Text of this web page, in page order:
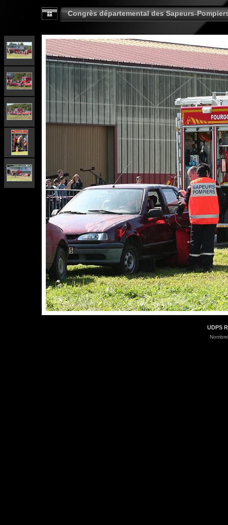
Congrès départemental des Sapeurs-
UDPS